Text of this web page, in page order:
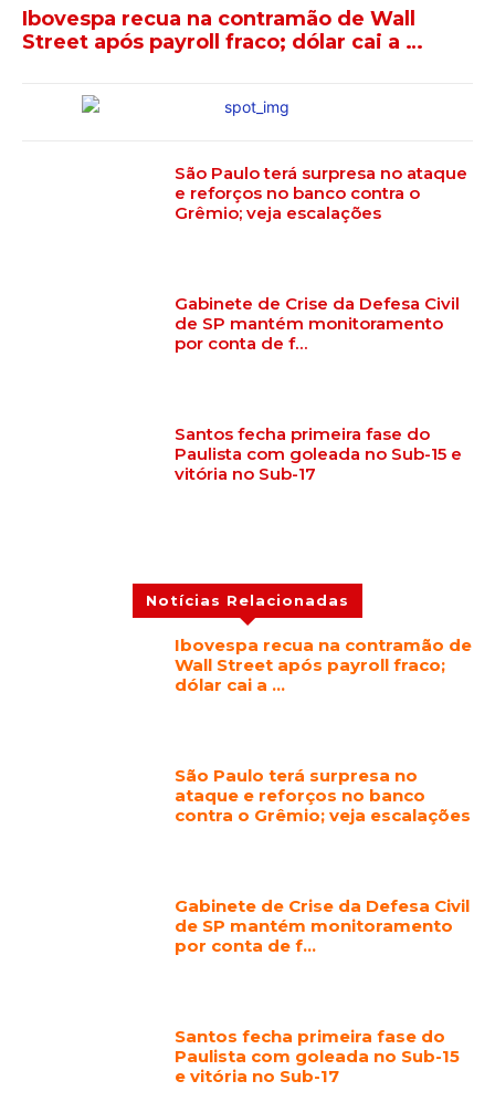
Ibovespa recua na contramão de Wall
Street após payroll fraco; dólar cai a …
São Paulo terá surpresa no ataque
e reforços no banco contra o
Grêmio; veja escalações
Gabinete de Crise da Defesa Civil
de SP mantém monitoramento
por conta de f…
Santos fecha primeira fase do
Paulista com goleada no Sub-15 e
vitória no Sub-17
Notícias Relacionadas
Ibovespa recua na contramão de
Wall Street após payroll fraco;
dólar cai a …
São Paulo terá surpresa no
ataque e reforços no banco
contra o Grêmio; veja escalações
Gabinete de Crise da Defesa Civil
de SP mantém monitoramento
por conta de f…
Santos fecha primeira fase do
Paulista com goleada no Sub-15
e vitória no Sub-17